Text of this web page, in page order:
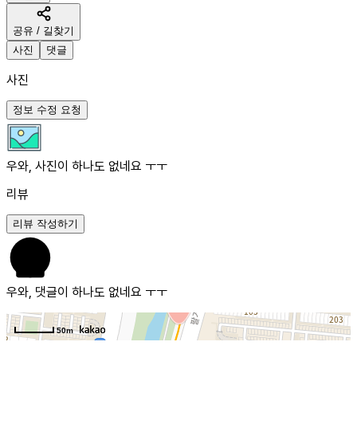
공유 / 길찾기
사진
댓글
사진
정보 수정 요청
우와, 사진이 하나도 없네요 ㅜㅜ
리뷰
리뷰 작성하기
우와, 댓글이 하나도 없네요 ㅜㅜ
50m